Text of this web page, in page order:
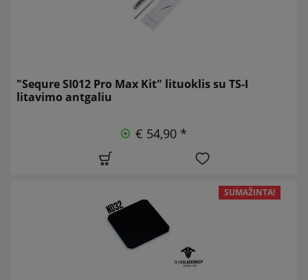
"Sequre SI012 Pro Max Kit" lituoklis su TS-I
litavimo antgaliu
€ 54,90 *
SUMAŽINTA!